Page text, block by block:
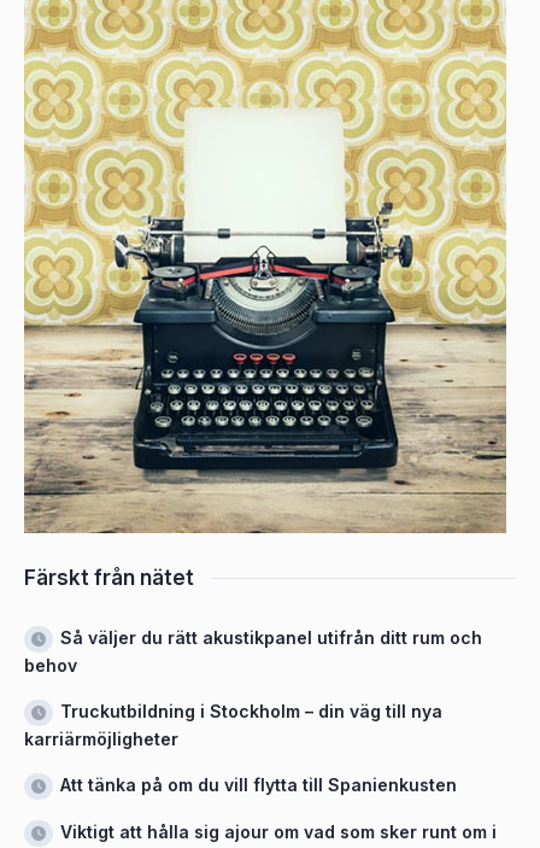
Färskt från nätet
Så väljer du rätt akustikpanel utifrån ditt rum och
behov
Truckutbildning i Stockholm – din väg till nya
karriärmöjligheter
Att tänka på om du vill flytta till Spanienkusten
Viktigt att hålla sig ajour om vad som sker runt om i